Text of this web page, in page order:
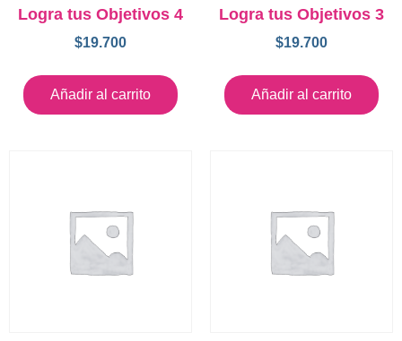
Logra tus Objetivos 4
$19.700
Añadir al carrito
Logra tus Objetivos 3
$19.700
Añadir al carrito